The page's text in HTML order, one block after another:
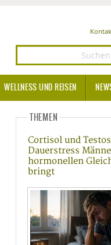
WELLNESS UND REISEN
THEMEN
Cortisol und
Dauerstress
hormonellen
bringt